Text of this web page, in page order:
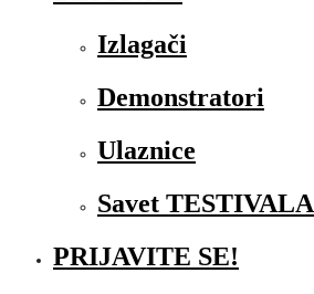
Izlagači
Demonstratori
Ulaznice
Savet TESTIVALA
PRIJAVITE SE!